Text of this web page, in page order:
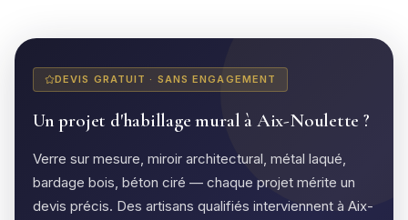
DEVIS GRATUIT · SANS ENGAGEMENT
Un projet d'habillage mural à Aix-Noulette ?
Verre sur mesure, miroir architectural, métal laqué,
bardage bois, béton ciré — chaque projet mérite un
devis précis. Des artisans qualifiés interviennent à Aix-